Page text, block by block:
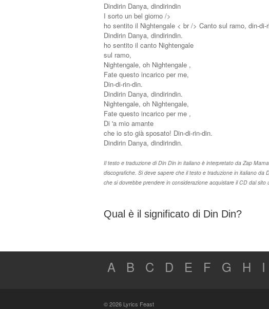
Dindirin Danya, dindirindin
I sorto un bel giorno />
ho sentito il Nightengale < br /> Canto sul ramo, din-di-
Dindirin Danya, dindirindin.
ho sentito il canto Nightengale
sul ramo,
Nightengale, oh Nightengale ,
Fate questo incarico per me,
Din-di-rin-din.
Dindirin Danya, dindirindin.
Nightengale, oh Nightengale,
Fate questo incarico per me ,
Di 'a mio amante
che io sto già sposato! Din-di-rin-din.
Dindirin Danya, dindirindin.
Il testo e traduzione di Din Din in italiano è interpretato da Zap
discografiche. Si deve sapere che il testo e traduzione in italiano
che si dovrebbe prendere in considerazione acquistare il CD dal sito
Qual è il significato di Din Din?
A B C D E F G H I
© 2026 Lyrics Feast